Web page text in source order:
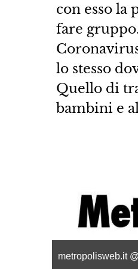
con esso la
fare
lo stesso
Quello di
bambini e
metropolisweb.it